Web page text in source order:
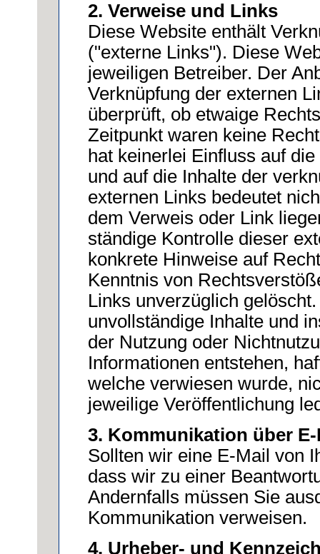
2. Verweise und Links
Diese Website enthält
("externe Links"). Diese
jeweiligen Betreiber. Der
Verknüpfung der externen
überprüft, ob etwaige
Zeitpunkt waren keine
hat keinerlei Einfluss auf
und auf die Inhalte der
externen Links bedeutet
dem Verweis oder Link
ständige Kontrolle dieser
konkrete Hinweise auf
Kenntnis von
Links unverzüglich
unvollständige Inhalte und
der Nutzung oder
Informationen entstehen,
welche verwiesen wurde,
jeweilige Veröffentlichung
3. Kommunikation über E-
Sollten wir eine E-Mail von
dass wir zu einer
Andernfalls müssen Sie
Kommunikation verweisen.
4. Urheber- und